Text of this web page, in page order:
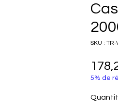
SKU : TR-
5% de